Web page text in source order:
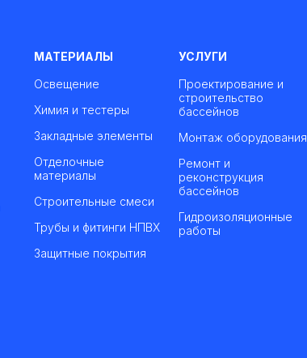
МАТЕРИАЛЫ
Освещение
Химия и тестеры
Закладные элементы
Отделочные
материалы
Строительные смеси
Трубы и фитинги НПВХ
Защитные покрытия
УСЛУГИ
Проектирование и
строительство
бассейнов
Монтаж оборудования
Ремонт и
реконструкция
бассейнов
Гидроизоляционные
работы